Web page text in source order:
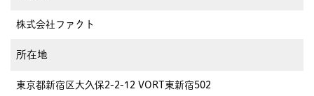
株式会社ファクト
所在地
東京都新宿区大久保2-2-12 VORT東新宿502